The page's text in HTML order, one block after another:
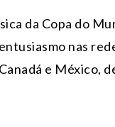
da Copa do
nas
e México,